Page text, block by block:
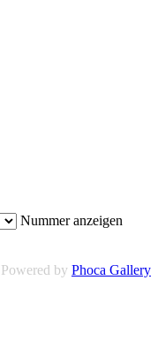
Nummer anzeigen
Powered by Phoca Gallery